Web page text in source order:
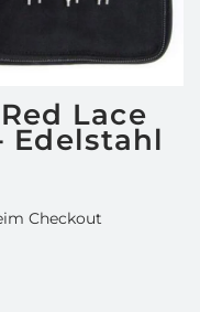
Lace
Edelstahl
Checkout